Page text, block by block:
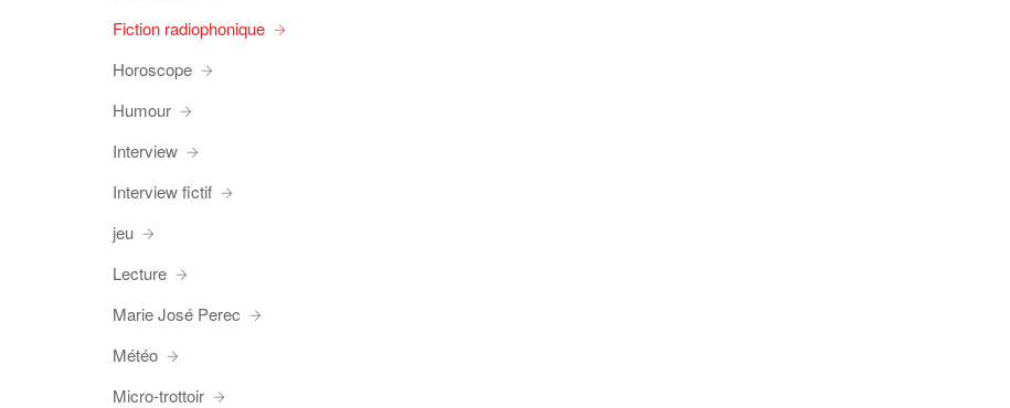
Fiction radiophonique
Horoscope
Humour
Interview
Interview fictif
jeu
Lecture
Marie José Perec
Météo
Micro-trottoir